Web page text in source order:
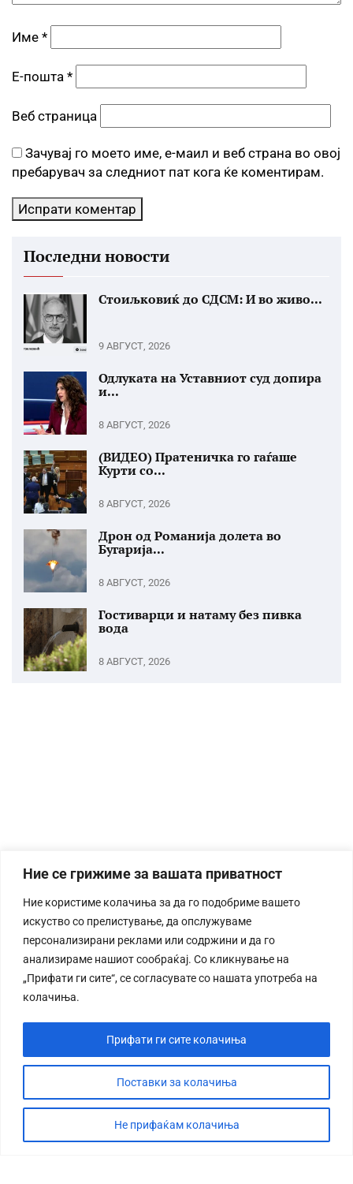
Ние се грижиме за вашата приватност
Ние користиме колачиња за да го подобриме вашето
искуство со прелистување, да опслужуваме
персонализирани реклами или содржини и да го
анализираме нашиот сообраќај. Со кликнување на
„Прифати ги сите“, се согласувате со нашата употреба на
колачиња.
Поставки за колачиња
Не прифаќам колачиња
Прифати ги сите колачиња
Име *
Е-пошта *
Веб страница
Зачувај го моето име, е-маил и веб страна во овој
пребарувач за следниот пат кога ќе коментирам.
Последни новости
Стоиљковиќ до СДСМ: И во живо...
9 АВГУСТ, 2026
Одлуката на Уставниот суд допира
и...
8 АВГУСТ, 2026
(ВИДЕО) Пратеничка го гаѓаше
Курти со...
8 АВГУСТ, 2026
Дрон од Романија долета во
Бугарија...
8 АВГУСТ, 2026
Гостиварци и натаму без пивка
вода
8 АВГУСТ, 2026